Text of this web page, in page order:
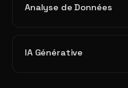
Analyse de Données
IA Générative